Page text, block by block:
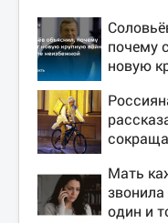
почему
новую
Мать
один и